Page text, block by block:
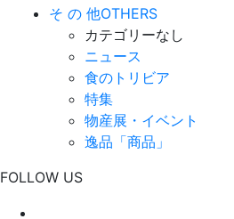
そ の 他OTHERS
カテゴリーなし
ニュース
食のトリビア
特集
物産展・イベント
逸品「商品」
FOLLOW US